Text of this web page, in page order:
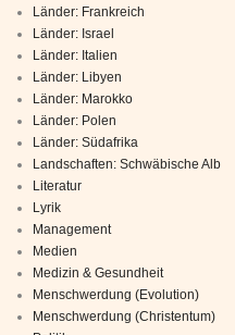
Länder: Frankreich
Länder: Israel
Länder: Italien
Länder: Libyen
Länder: Marokko
Länder: Polen
Länder: Südafrika
Landschaften: Schwäbische Alb
Literatur
Lyrik
Management
Medien
Medizin & Gesundheit
Menschwerdung (Evolution)
Menschwerdung (Christentum)